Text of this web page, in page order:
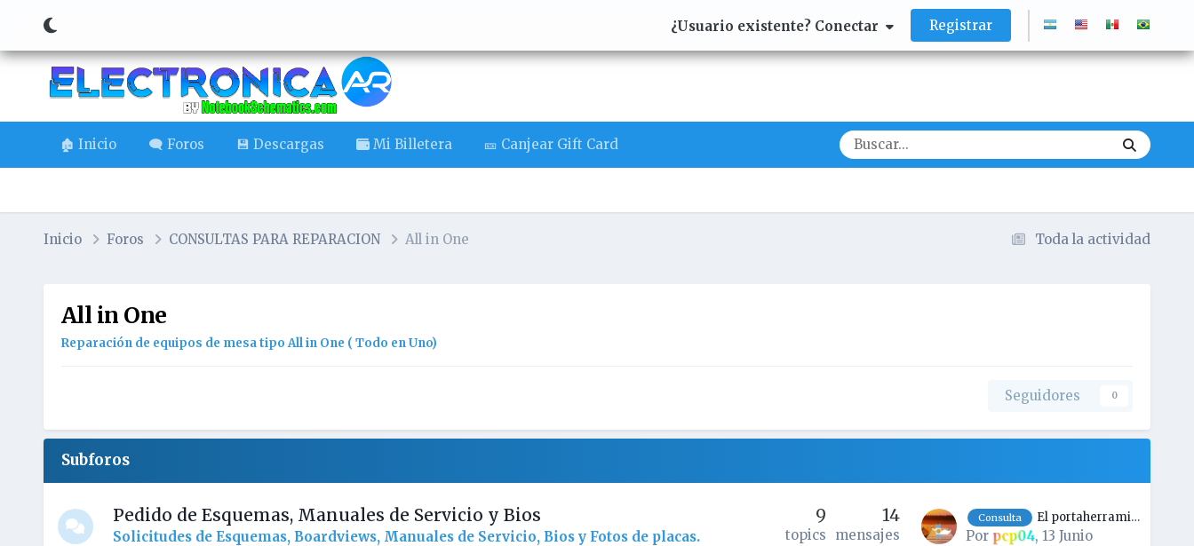
¿Usuario existente? Conectar Registrar
🏚️ Inicio 🗨️ Foros 💾 Descargas Mi Billetera 🎫 Canjear Gift Card
Toda la actividad
Inicio Foros CONSULTAS PARA REPARACION All in One
All in One
Reparación de equipos de mesa tipo All in One ( Todo en Uno)
Seguidores 0
Subforos
Pedido de Esquemas, Manuales de Servicio y Bios
Solicitudes de Esquemas, Boardviews, Manuales de Servicio, Bios y Fotos de placas.
9
topics
14
mensajes
Consulta El portaherramientas no se libera.
Por pcp04, 13 Junio